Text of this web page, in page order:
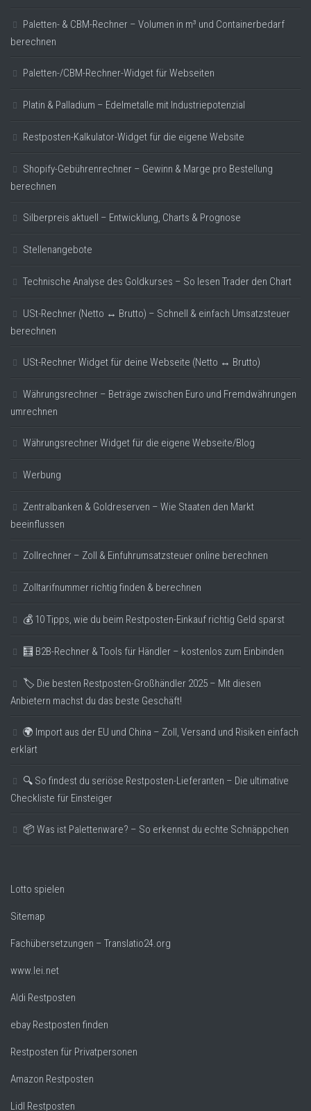
Paletten- & CBM-Rechner – Volumen in m³ und Containerbedarf
berechnen
Paletten-/CBM-Rechner-Widget für Webseiten
Platin & Palladium – Edelmetalle mit Industriepotenzial
Restposten-Kalkulator-Widget für die eigene Website
Shopify-Gebührenrechner – Gewinn & Marge pro Bestellung
berechnen
Silberpreis aktuell – Entwicklung, Charts & Prognose
Stellenangebote
Technische Analyse des Goldkurses – So lesen Trader den Chart
USt-Rechner (Netto ↔ Brutto) – Schnell & einfach Umsatzsteuer
berechnen
USt-Rechner Widget für deine Webseite (Netto ↔ Brutto)
Währungsrechner – Beträge zwischen Euro und Fremdwährungen
umrechnen
Währungsrechner Widget für die eigene Webseite/Blog
Werbung
Zentralbanken & Goldreserven – Wie Staaten den Markt
beeinflussen
Zollrechner – Zoll & Einfuhrumsatzsteuer online berechnen
Zolltarifnummer richtig finden & berechnen
💰 10 Tipps, wie du beim Restposten-Einkauf richtig Geld sparst
🧮 B2B-Rechner & Tools für Händler – kostenlos zum Einbinden
🏷️ Die besten Restposten-Großhändler 2025 – Mit diesen
Anbietern machst du das beste Geschäft!
🌍 Import aus der EU und China – Zoll, Versand und Risiken einfach
erklärt
🔍 So findest du seriöse Restposten-Lieferanten – Die ultimative
Checkliste für Einsteiger
📦 Was ist Palettenware? – So erkennst du echte Schnäppchen
Lotto spielen
Sitemap
Fachübersetzungen – Translatio24.org
www.lei.net
Aldi Restposten
ebay Restposten finden
Restposten für Privatpersonen
Amazon Restposten
Lidl Restposten